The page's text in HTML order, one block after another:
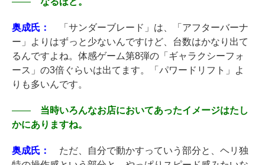
奥成氏：
「サンダーブレード」は、「アフターバーナ
ー」よりはずっと少ないんですけど、台数はかなり出て
るんですよね。体感ゲーム第8弾の「ギャラクシーフォ
ース」の3倍ぐらいは出てます。「パワードリフト」よ
りも多いんです。
――当時いろんなお店においてあったイメージはたし
かにありますね。
奥成氏：
ただ、自分で動かすっていう部分と、ヘリ独